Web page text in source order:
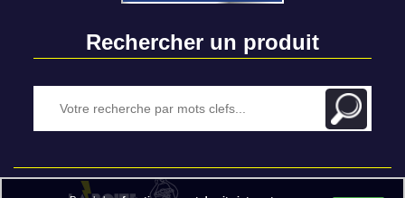
Rechercher un produit